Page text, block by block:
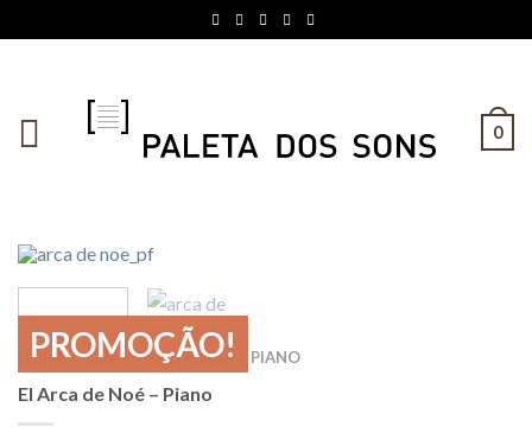
0
PROMOÇÃO!
HOME / LOJA / PARTITURAS PIANO
El Arca de Noé – Piano